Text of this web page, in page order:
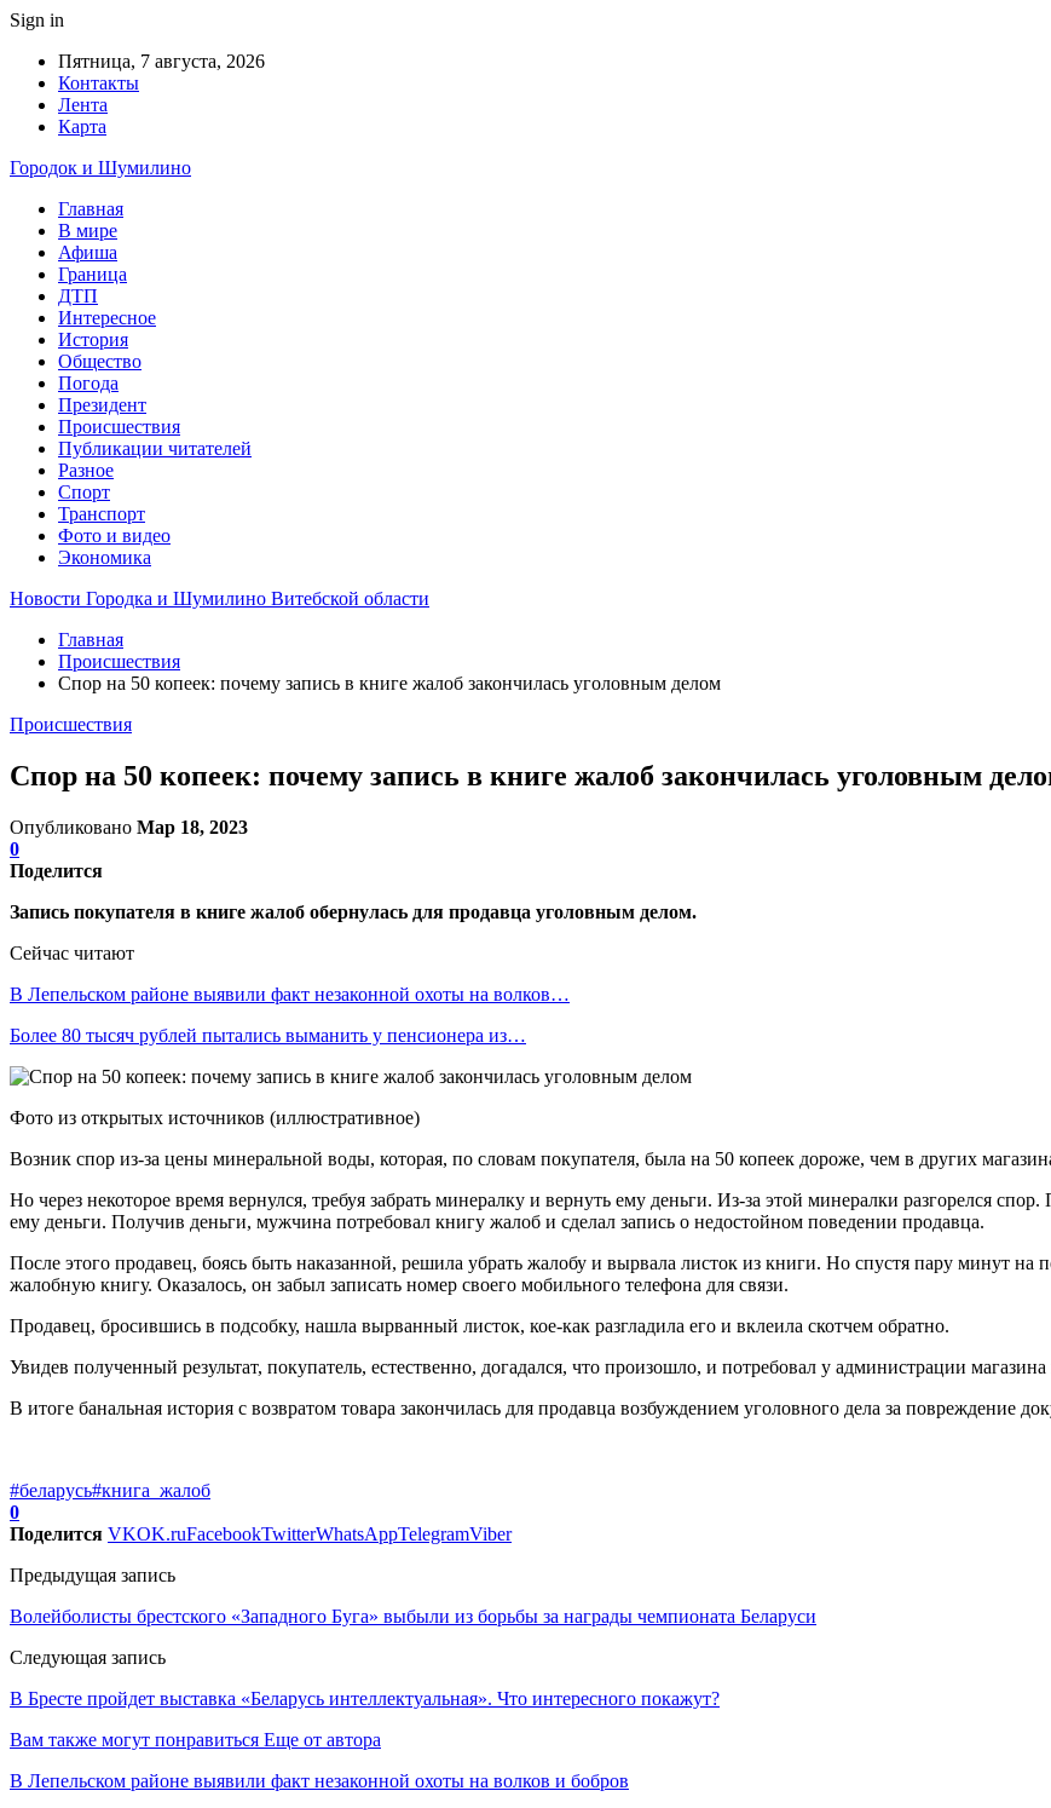
Sign in
Пятница, 7 августа, 2026
Контакты
Лента
Карта
Городок и Шумилино
Главная
В мире
Афиша
Граница
ДТП
Интересное
История
Общество
Погода
Президент
Происшествия
Публикации читателей
Разное
Спорт
Транспорт
Фото и видео
Экономика
Новости Городка и Шумилино Витебской области
Главная
Происшествия
Спор на 50 копеек: почему запись в книге жалоб закончилась уголовным делом
Происшествия
Спор на 50 копеек: почему запись в книге жалоб закончилась уголовным
Опубликовано Мар 18, 2023
0
Поделится
Запись покупателя в книге жалоб обернулась для продавца уголовным делом.
Сейчас читают
В Лепельском районе выявили факт незаконной охоты на волков…
Более 80 тысяч рублей пытались выманить у пенсионера из…
Фото из открытых источников (иллюстративное)
Возник спор из-за цены минеральной воды, которая, по словам покупателя, была на 50 копеек дороже, чем в других
Но через некоторое время вернулся, требуя забрать минералку и вернуть ему деньги. Из-за этой минералки разгорелся
ему деньги. Получив деньги, мужчина потребовал книгу жалоб и сделал запись о недостойном поведении продавца.
После этого продавец, боясь быть наказанной, решила убрать жалобу и вырвала листок из книги. Но спустя пару минут на
жалобную книгу. Оказалось, он забыл записать номер своего мобильного телефона для связи.
Продавец, бросившись в подсобку, нашла вырванный листок, кое-как разгладила его и вклеила скотчем обратно.
Увидев полученный результат, покупатель, естественно, догадался, что произошло, и потребовал у администрации
В итоге банальная история с возвратом товара закончилась для продавца возбуждением уголовного дела за повреждение
#беларусь#книга_жалоб
0
Поделится VKOK.ruFacebookTwitterWhatsAppTelegramViber
Предыдущая запись
Волейболисты брестского «Западного Буга» выбыли из борьбы за награды чемпионата Беларуси
Следующая запись
В Бресте пройдет выставка «Беларусь интеллектуальная». Что интересного покажут?
Вам также могут понравиться Еще от автора
В Лепельском районе выявили факт незаконной охоты на волков и бобров